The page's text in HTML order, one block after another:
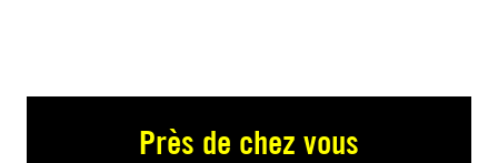
Près de chez vous